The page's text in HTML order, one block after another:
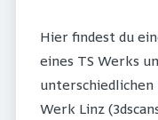
Hier findest du
eines TS Werks
unterschiedlichen
Werk Linz